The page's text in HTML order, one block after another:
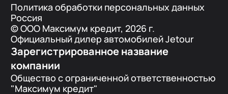
Политика обработки персональных данных
Россия
© ООО Максимум кредит, 2026 г.
Официальный дилер автомобилей Jetour
Зарегистрированное название
компании
Общество с ограниченной ответственностью
"Максимум кредит"